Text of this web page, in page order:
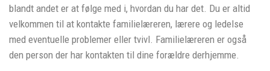
blandt andet er at følge med i, hvordan du har det. Du er altid
velkommen til at kontakte familielæreren, lærere og ledelse
med eventuelle problemer eller tvivl. Familielæreren er også
den person der har kontakten til dine forældre derhjemme.